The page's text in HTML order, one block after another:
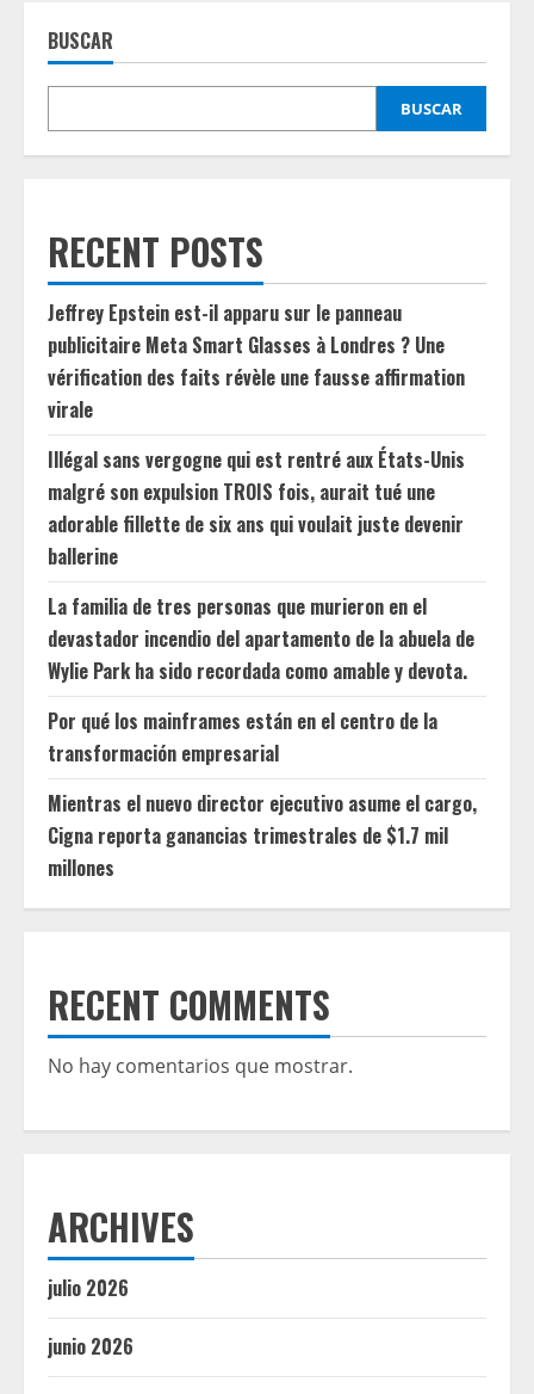
BUSCAR
BUSCAR
RECENT POSTS
Jeffrey Epstein est-il apparu sur le panneau
publicitaire Meta Smart Glasses à Londres ? Une
vérification des faits révèle une fausse affirmation
virale
Illégal sans vergogne qui est rentré aux États-Unis
malgré son expulsion TROIS fois, aurait tué une
adorable fillette de six ans qui voulait juste devenir
ballerine
La familia de tres personas que murieron en el
devastador incendio del apartamento de la abuela de
Wylie Park ha sido recordada como amable y devota.
Por qué los mainframes están en el centro de la
transformación empresarial
Mientras el nuevo director ejecutivo asume el cargo,
Cigna reporta ganancias trimestrales de $1.7 mil
millones
RECENT COMMENTS
No hay comentarios que mostrar.
ARCHIVES
julio 2026
junio 2026